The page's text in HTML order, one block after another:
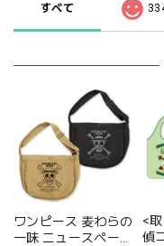
すべて
ワンピース 麦わらの
一味 ニュースペーパ
<
偵